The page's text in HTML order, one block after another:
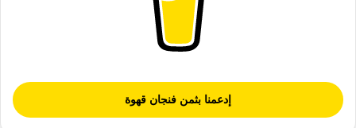
إدعمنا بثمن فنجان قهوة